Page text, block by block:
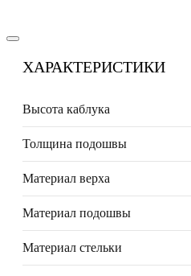
ХАРАКТЕРИСТИКИ
Высота каблука
Толщина подошвы
Материал верха
Материал подошвы
Материал стельки